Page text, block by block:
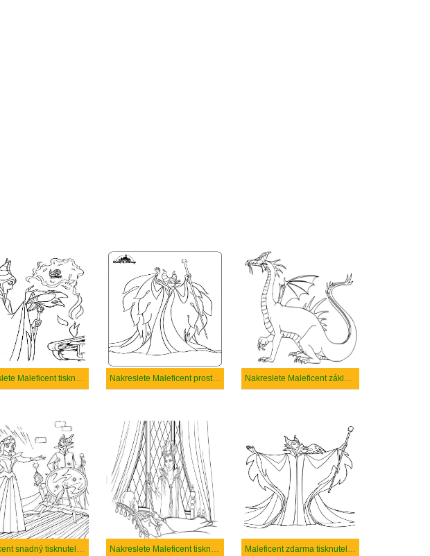
Nakreslete Maleficent tisknutelné Nakreslete Maleficent prostý tisknutelné Nakreslete Maleficent základní
Maleficent snadný tisknutelné Nakreslete Maleficent tisknutelné pro děti Maleficent zdarma tisknutelné pro děti